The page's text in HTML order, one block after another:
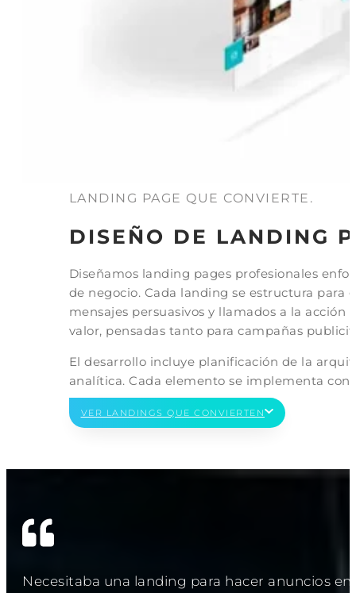
LANDING PAGE QUE CONVIERTE.
DISEÑO DE LANDING
Diseñamos landing pages profesionales
de negocio. Cada landing se estructura para
mensajes persuasivos y llamados a la
valor, pensadas tanto para campañas
El desarrollo incluye planificación de la
analítica. Cada elemento se implementa
VER LANDINGS QUE CONVIERTEN
Necesitaba una landing para hacer anuncios